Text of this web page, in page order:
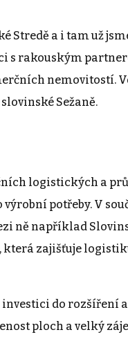
Stredě a i tam už
s rakouským
nemovitostí.
Sežaně.
logistických a
potřeby. V
ně například
která zajišťuje
do rozšíření
ploch a velký